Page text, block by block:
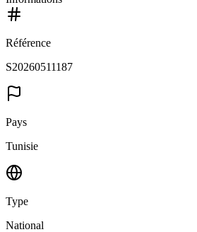
Référence
S20260511187
Pays
Tunisie
Type
National